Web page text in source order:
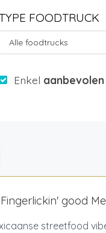
FOODTRUCK
Alle foodtrucks
Enkel aanbevolen
good
streetfood